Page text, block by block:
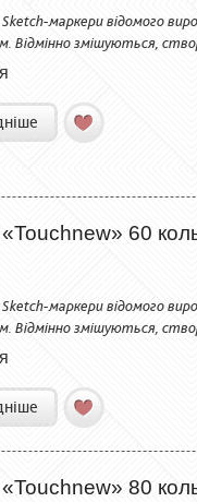
маркери відомого
Відмінно змішуються,
60
маркери відомого
Відмінно змішуються,
80